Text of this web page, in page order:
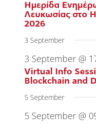
Ημερίδα
Λευκωσίας στο
2026
3 September
3 September @
Virtual Info
Blockchain and
5 September
5 September @